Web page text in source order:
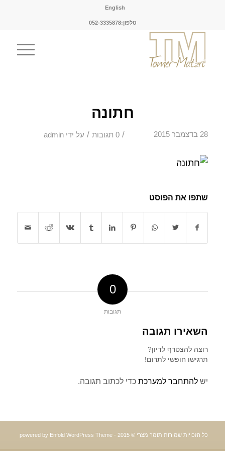
English
טלפון:052-3335878
חתונה
28 בדצמבר 2015 / 0 תגובות / על ידי admin
שתפו את הפוסט
0
תגובות
השאירו תגובה
רוצה להצטרף לדיון?
תרגישו חופשי לתרום!
יש להתחבר למערכתכדי לכתוב תגובה.
כל הזכויות שמורות תומר מצרי © 2015 - powered by Enfold WordPress Theme